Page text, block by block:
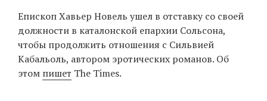
Епископ Хавьер Новель ушел в отставку со своей
должности в каталонской епархии Сольсона,
чтобы продолжить отношения с Сильвией
Кабальоль, автором эротических романов. Об
этом пишет The Times.